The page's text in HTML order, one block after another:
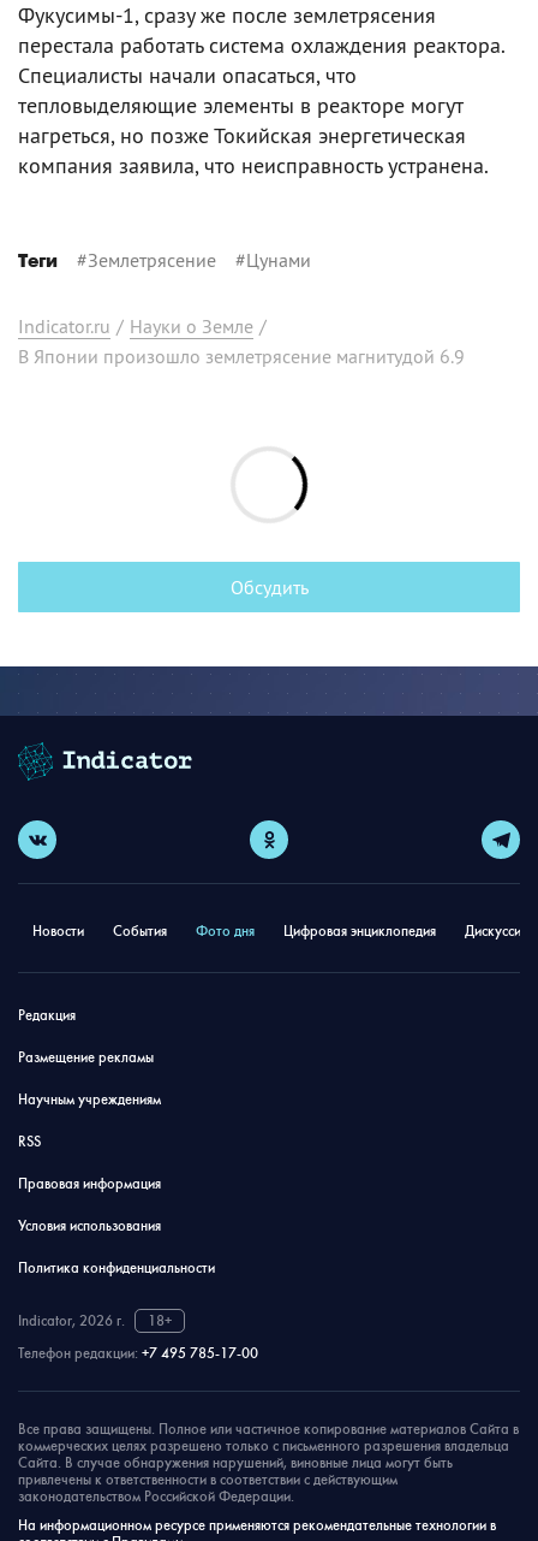
Фукусимы-1, сразу же после землетрясения
перестала работать система охлаждения реактора.
Специалисты начали опасаться, что
тепловыделяющие элементы в реакторе могут
нагреться, но позже Токийская энергетическая
компания заявила, что неисправность устранена.
Теги #Землетрясение #Цунами
Indicator.ru / Науки о Земле /
В Японии произошло землетрясение магнитудой 6.9
Обсудить
Новости События Фото дня Цифровая энциклопедия
Редакция
Размещение рекламы
Научным учреждениям
RSS
Правовая информация
Условия использования
Политика конфиденциальности
Indicator, 2026 г.
18+
Телефон редакции: +7 495 785-17-00
Все права защищены. Полное или частичное копирование материалов Сайта в
коммерческих целях разрешено только с письменного разрешения владельца
Сайта. В случае обнаружения нарушений, виновные лица могут быть
привлечены к ответственности в соответствии с действующим
законодательством Российской Федерации.
На информационном ресурсе применяются рекомендательные технологии в